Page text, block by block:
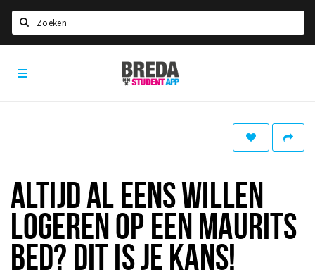
HOME
Studentenverenigingen
Studentenraad
Studentenroutes
New in town? Check FAQ!
Breda
Student
ALTIJD AL EENS WILLEN
LOGEREN OP EEN MAURITS
BED? DIT IS JE KANS!